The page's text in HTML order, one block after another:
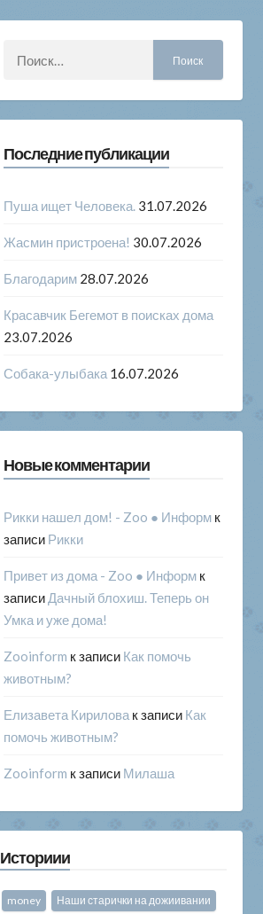
Последние публикации
Пуша ищет Человека. 31.07.2026
Жасмин пристроена! 30.07.2026
Благодарим 28.07.2026
Красавчик Бегемот в поисках дома
23.07.2026
Собака-улыбака 16.07.2026
Новые комментарии
Рикки нашел дом! - Zoo ● Информ к
записи Рикки
Привет из дома - Zoo ● Информ к
записи Дачный блохиш. Теперь он
Умка и уже дома!
Zooinform к записи Как помочь
животным?
Елизавета Кирилова к записи Как
помочь животным?
Zooinform к записи Милаша
Историии
money Наши старички на дожиивании